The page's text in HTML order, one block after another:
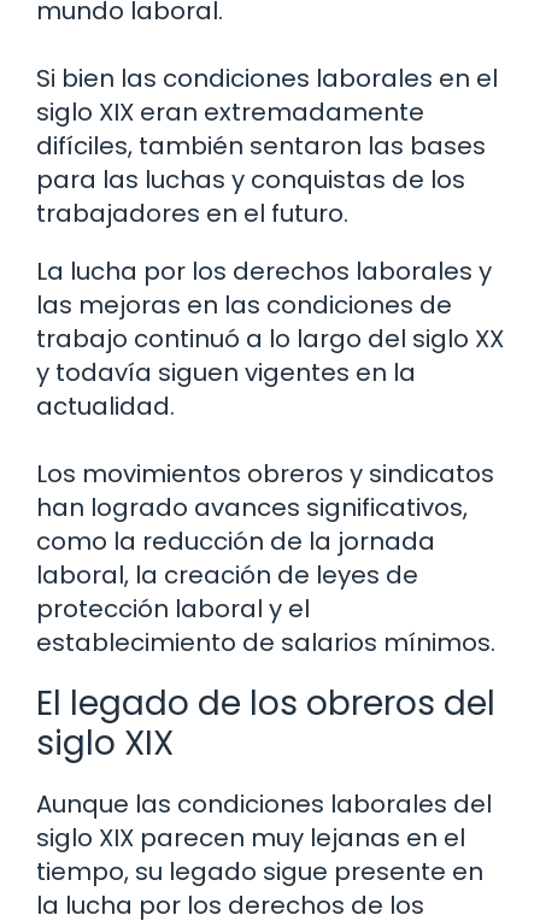
mundo laboral.
Si bien las condiciones laborales en el
siglo XIX eran extremadamente
difíciles, también sentaron las bases
para las luchas y conquistas de los
trabajadores en el futuro.
La lucha por los derechos laborales y
las mejoras en las condiciones de
trabajo continuó a lo largo del siglo XX
y todavía siguen vigentes en la
actualidad.
Los movimientos obreros y sindicatos
han logrado avances significativos,
como la reducción de la jornada
laboral, la creación de leyes de
protección laboral y el
establecimiento de salarios mínimos.
El legado de los obreros del
siglo XIX
Aunque las condiciones laborales del
siglo XIX parecen muy lejanas en el
tiempo, su legado sigue presente en
la lucha por los derechos de los